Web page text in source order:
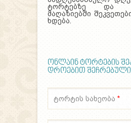
ტორტებზე და
მაღაზიებში
ხდება.
ონლაინ ტორტების
დროებით
ტორტის სახეობა *